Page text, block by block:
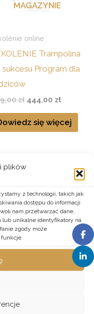
plików
z technologii, takich jak
dostępu do informacji
nam przetwarzać dane,
lub unikalne identyfikatory na
zgody może
MAGAZYNIE
online
Trampolina
sukcesu Program dla
zł 444,00 zł
się więcej